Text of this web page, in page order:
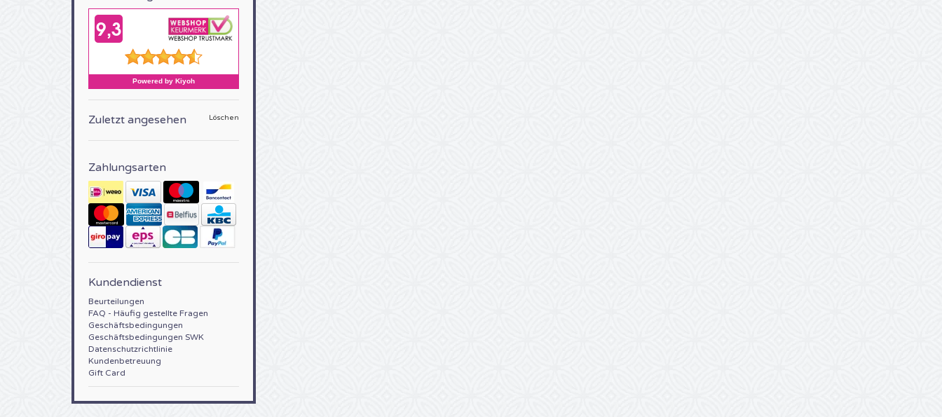
Zuletzt angesehen Löschen
Zahlungsarten
Kundendienst
Beurteilungen
FAQ - Häufig gestellte Fragen
Geschäftsbedingungen
Geschäftsbedingungen SWK
Datenschutzrichtlinie
Kundenbetreuung
Gift Card